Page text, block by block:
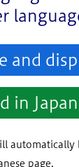
and
in
automatically
page.